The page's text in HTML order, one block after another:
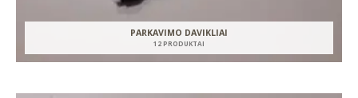
PARKAVIMO DAVIKLIAI
12 PRODUKTAI